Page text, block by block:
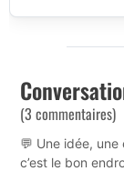
(3 commentaires)
💬 Une idée,
c’est le bon